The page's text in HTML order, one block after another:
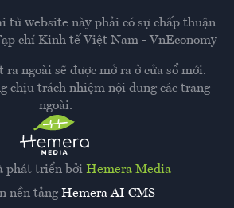
phát triển bởi Hemera Media
nền tảng Hemera AI CMS
từ website này phải có sự chấp thuận
chí Kinh tế Việt Nam - VnEconomy
ngoài sẽ được mở ra ở cửa sổ mới.
chịu trách nhiệm nội dung các trang
ngoài.